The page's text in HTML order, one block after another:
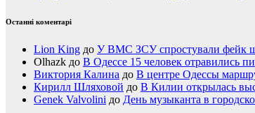
Останні коментарі
Lion King до У ВМС ЗСУ спростували фейк
Olhazk до В Одессе 15 человек отравились
Виктория Калина до В центре Одессы
Кирилл Шляховой до В Килии открылась
Genek Valvolini до День музыканта в